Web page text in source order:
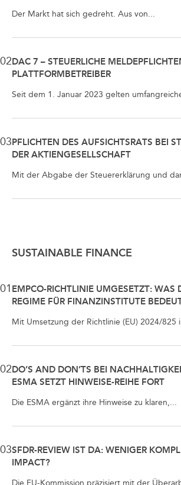
Der Markt hat sich gedreht. Aus von...
02DAC 7 – STEUERLICHE
PLATTFORMBETREIBER
Seit dem 1. Januar 2023 gelten
03PFLICHTEN DES AUFSICHTSRATS BEI
DER AKTIENGESELLSCHAFT
Mit der Abgabe der Steuererklärung und
SUSTAINABLE FINANCE
01 EMPCO-RICHTLINIE UMGESETZT: WAS
REGIME FÜR FINANZINSTITUTE
Mit Umsetzung der Richtlinie (EU) 2024/825
02DO’S AND DON’TS BEI
ESMA SETZT HINWEISE-REIHE FORT
Die ESMA ergänzt ihre Hinweise zu klaren,...
03SFDR-REVIEW IST DA: WENIGER
IMPACT?